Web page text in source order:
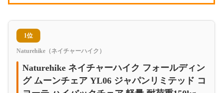
1位
Naturehike（ネイチャーハイク）
Naturehike ネイチャーハイク フォールディン
グ ムーンチェア YL06 ジャパンリミテッド コ